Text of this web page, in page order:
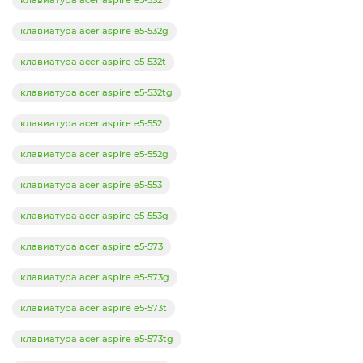
клавиатура acer aspire e5-532g
клавиатура acer aspire e5-532t
клавиатура acer aspire e5-532tg
клавиатура acer aspire e5-552
клавиатура acer aspire e5-552g
клавиатура acer aspire e5-553
клавиатура acer aspire e5-553g
клавиатура acer aspire e5-573
клавиатура acer aspire e5-573g
клавиатура acer aspire e5-573t
клавиатура acer aspire e5-573tg